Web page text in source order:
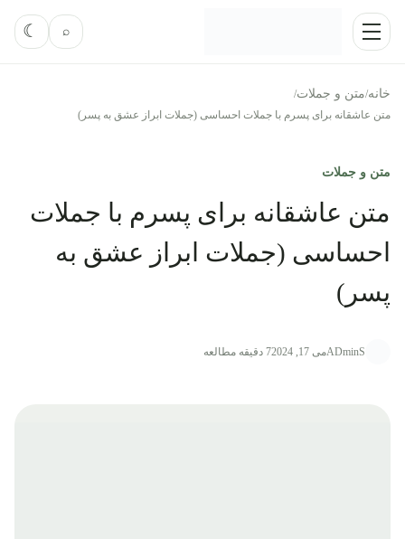
پرش به محتوا
منو
⌕
☾
خانه/متن و جملات/
متن عاشقانه برای پسرم با جملات احساسی (جملات ابراز عشق به پسر)
متن و جملات
متن عاشقانه برای پسرم با جملات
احساسی (جملات ابراز عشق به
پسر)
ADminSمی 17, 2024 7 دقیقه مطالعه